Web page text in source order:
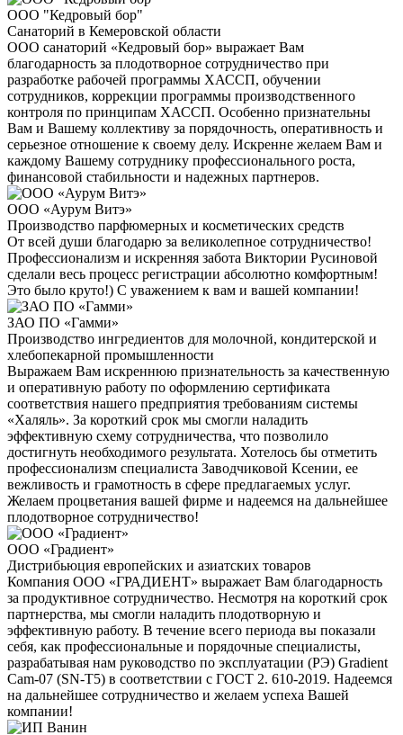
ООО "Кедровый бор"
Санаторий в Кемеровской области
ООО санаторий «Кедровый бор» выражает Вам
благодарность за плодотворное сотрудничество при
разработке рабочей программы ХАССП, обучении
сотрудников, коррекции программы производственного
контроля по принципам ХАССП. Особенно признательны
Вам и Вашему коллективу за порядочность, оперативность и
серьезное отношение к своему делу. Искренне желаем Вам и
каждому Вашему сотруднику профессионального роста,
финансовой стабильности и надежных партнеров.
ООО «Аурум Витэ»
Производство парфюмерных и косметических средств
От всей души благодарю за великолепное сотрудничество!
Профессионализм и искренняя забота Виктории Русиновой
сделали весь процесс регистрации абсолютно комфортным!
Это было круто!) С уважением к вам и вашей компании!
ЗАО ПО «Гамми»
Производство ингредиентов для молочной, кондитерской и
хлебопекарной промышленности
Выражаем Вам искреннюю признательность за качественную
и оперативную работу по оформлению сертификата
соответствия нашего предприятия требованиям системы
«Халяль». За короткий срок мы смогли наладить
эффективную схему сотрудничества, что позволило
достигнуть необходимого результата. Хотелось бы отметить
профессионализм специалиста Заводчиковой Ксении, ее
вежливость и грамотность в сфере предлагаемых услуг.
Желаем процветания вашей фирме и надеемся на дальнейшее
плодотворное сотрудничество!
ООО «Градиент»
Дистрибьюция европейских и азиатских товаров
Компания ООО «ГРАДИЕНТ» выражает Вам благодарность
за продуктивное сотрудничество. Несмотря на короткий срок
партнерства, мы смогли наладить плодотворную и
эффективную работу. В течение всего периода вы показали
себя, как профессиональные и порядочные специалисты,
разрабатывая нам руководство по эксплуатации (РЭ) Gradient
Cam-07 (SN-T5) в соответствии с ГОСТ 2. 610-2019. Надеемся
на дальнейшее сотрудничество и желаем успеха Вашей
компании!